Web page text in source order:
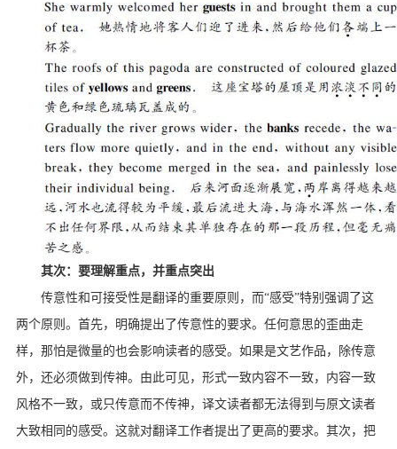
其次：要理解重点，并重点突出
传意性和可接受性是翻译的重要原则，而“感受”特别强调了这
两个原则。首先，明确提出了传意性的要求。任何意思的歪曲走
样，那怕是微量的也会影响读者的感受。如果是文艺作品，除传意
外，还必须做到传神。由此可见，形式一致内容不一致，内容一致
风格不一致，或只传意而不传神，译文读者都无法得到与原文读者
大致相同的感受。这就对翻译工作者提出了更高的要求。其次，把